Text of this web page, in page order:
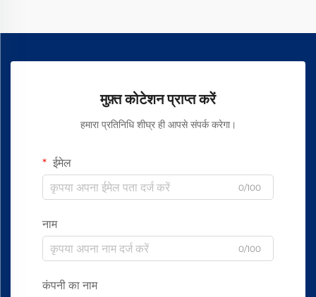
मुफ़्त कोटेशन प्राप्त करें
हमारा प्रतिनिधि शीघ्र ही आपसे संपर्क करेगा।
ईमेल
0/100
नाम
0/100
कंपनी का नाम